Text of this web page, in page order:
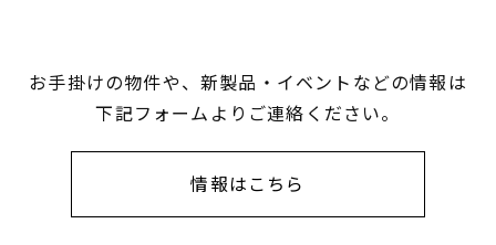
お手掛けの物件や、新製品・イベントなどの情報は
下記フォームよりご連絡ください。
情報はこちら